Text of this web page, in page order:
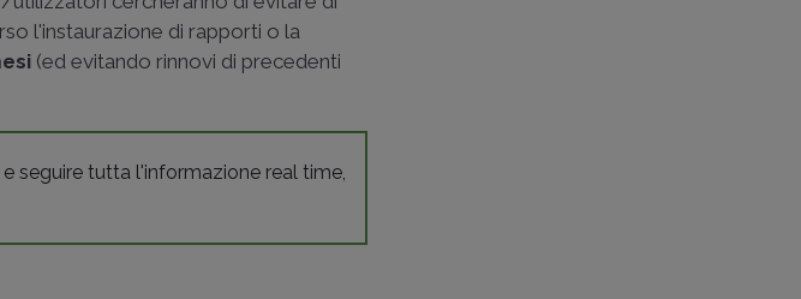
l'instaurazione di rapporti o la
(ed evitando rinnovi di precedenti
seguire tutta l'informazione real time,